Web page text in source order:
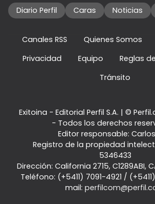
Diario Perfil Caras Noticias
Canales RSS Quienes Somos
Privacidad
Equipo
Reglas
Tránsito
Exitoina - Editorial Perfil S.A. | ©
- Todos los derechos
Editor responsable:
Registro de la propiedad
5346433
Dirección: California 2715, C1289ABI,
Teléfono: (+5411) 7091-4921 /
mail: